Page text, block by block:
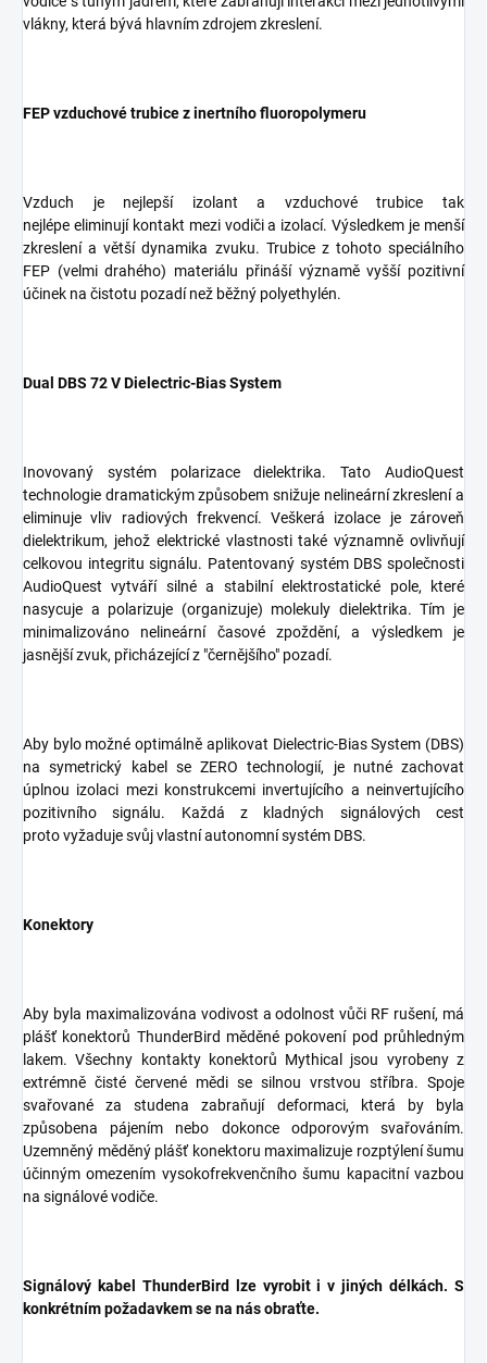
vlákny, která bývá hlavním zdrojem zkreslení.
FEP vzduchové trubice z inertního fluoropolymeru
Vzduch je nejlepší izolant a vzduchové trubice tak
nejlépe eliminují kontakt mezi vodiči a izolací. Výsledkem je menší
zkreslení a větší dynamika zvuku. Trubice z tohoto speciálního
FEP (velmi drahého) materiálu přináší významě vyšší pozitivní
účinek na čistotu pozadí než běžný polyethylén.
Dual DBS 72 V Dielectric-Bias System
Inovovaný systém polarizace dielektrika. Tato AudioQuest
technologie dramatickým způsobem snižuje nelineární zkreslení a
eliminuje vliv radiových frekvencí. Veškerá izolace je zároveň
dielektrikum, jehož elektrické vlastnosti také významně ovlivňují
celkovou integritu signálu. Patentovaný systém DBS společnosti
AudioQuest vytváří silné a stabilní elektrostatické pole, které
nasycuje a polarizuje (organizuje) molekuly dielektrika. Tím je
minimalizováno nelineární časové zpoždění, a výsledkem je
jasnější zvuk, přicházející z "černějšího" pozadí.
Aby bylo možné optimálně aplikovat Dielectric-Bias System (DBS)
na symetrický kabel se ZERO technologií, je nutné zachovat
úplnou izolaci mezi konstrukcemi invertujícího a neinvertujícího
pozitivního signálu. Každá z kladných signálových cest
proto vyžaduje svůj vlastní autonomní systém DBS.
Konektory
Aby byla maximalizována vodivost a odolnost vůči RF rušení, má
plášť konektorů ThunderBird měděné pokovení pod průhledným
lakem. Všechny kontakty konektorů Mythical jsou vyrobeny z
extrémně čisté červené mědi se silnou vrstvou stříbra. Spoje
svařované za studena zabraňují deformaci, která by byla
způsobena pájením nebo dokonce odporovým svařováním.
Uzemněný měděný plášť konektoru maximalizuje rozptýlení šumu
účinným omezením vysokofrekvenčního šumu kapacitní vazbou
na signálové vodiče.
Signálový kabel ThunderBird lze vyrobit i v jiných délkách. S
konkrétním požadavkem se na nás obraťte.